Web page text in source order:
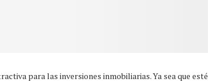
para las inversiones inmobiliarias. Ya sea que esté